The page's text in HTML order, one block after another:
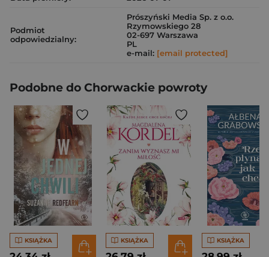
Podmiot
odpowiedzialny:
Prószyński Media Sp. z o.o.
Rzymowskiego 28
02-697 Warszawa
PL
e-mail: [email protected]
Podobne do Chorwackie powroty
KSIĄŻKA KSIĄŻKA KSIĄŻKA